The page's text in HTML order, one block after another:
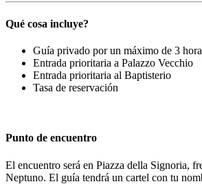
Qué cosa incluye?
Guía privado por un máximo de 3
Entrada prioritaria a Palazzo Vecchio
Entrada prioritaria al Baptisterio
Tasa de reservación
Punto de encuentro
El encuentro será en Piazza della Signoria,
Neptuno. El guía tendrá un cartel con tu